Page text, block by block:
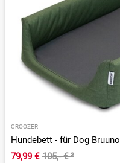
CROOZER
Hundebett - für Dog Bruuno
79,99 € 105,- €²